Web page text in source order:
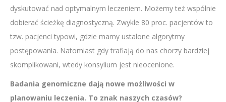
dyskutować nad optymalnym leczeniem. Możemy też wspólnie
dobierać ścieżkę diagnostyczną. Zwykle 80 proc. pacjentów to
tzw. pacjenci typowi, gdzie mamy ustalone algorytmy
postępowania. Natomiast gdy trafiają do nas chorzy bardziej
skomplikowani, wtedy konsylium jest nieocenione.
Badania genomiczne dają nowe możliwości w
planowaniu leczenia. To znak naszych czasów?